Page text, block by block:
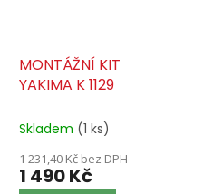
MONTÁŽNÍ KIT
YAKIMA K 1129
Skladem (1 ks)
1 231,40 Kč bez DPH
1 490 Kč